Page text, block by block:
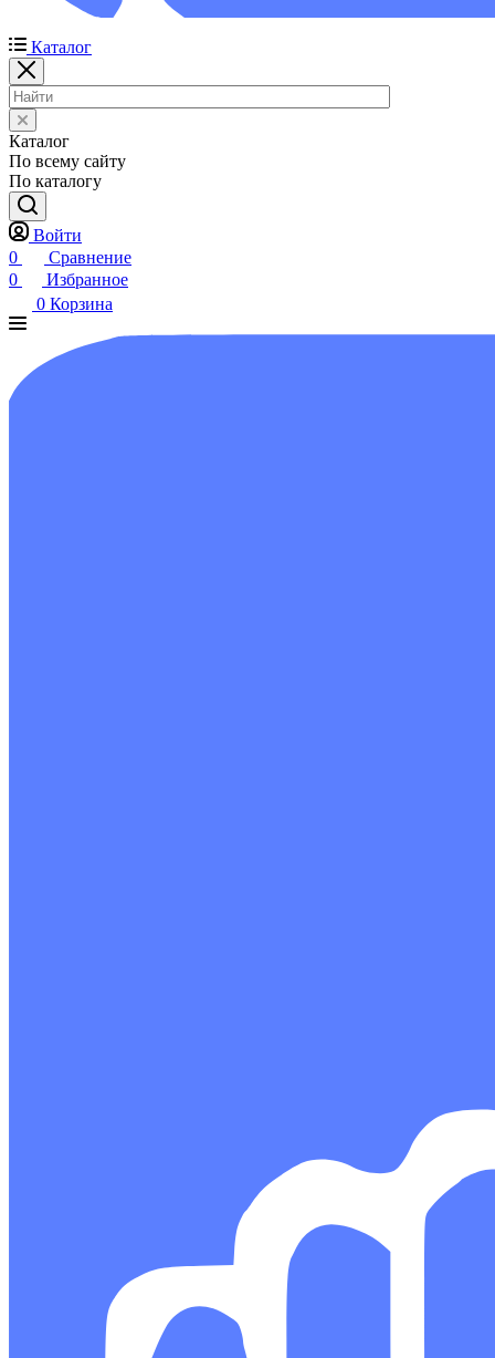
Каталог
Каталог
По всему сайту
По каталогу
Войти
0
Сравнение
0
Избранное
0 Корзина